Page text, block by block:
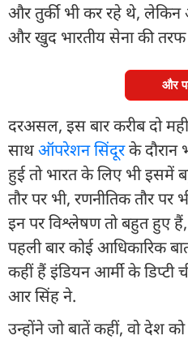
और तुर्की भी कर रहे थे,
और खुद भारतीय सेना की
और
दरअसल, इस बार करीब दो
साथऑपरेशन सिंदूरके दौरान
हुई तो भारत के लिए भी
तौर पर भी, रणनीतिक तौर पर
इन पर विश्लेषण तो बहुत हुए
पहली बार कोई आधिकारिक
कहीं हैं इंडियन आर्मी के
आर सिंह ने.
उन्होंने जो बातें कहीं, वो देश